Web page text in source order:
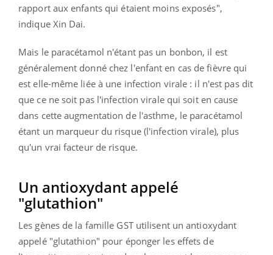
rapport aux enfants qui étaient moins exposés",
indique Xin Dai.
Mais le paracétamol n'étant pas un bonbon, il est
généralement donné chez l'enfant en cas de fièvre qui
est elle-même liée à une infection virale : il n'est pas dit
que ce ne soit pas l'infection virale qui soit en cause
dans cette augmentation de l'asthme, le paracétamol
étant un marqueur du risque (l'infection virale), plus
qu'un vrai facteur de risque.
Un antioxydant appelé
"glutathion"
Les gènes de la famille GST utilisent un antioxydant
appelé "glutathion" pour éponger les effets de